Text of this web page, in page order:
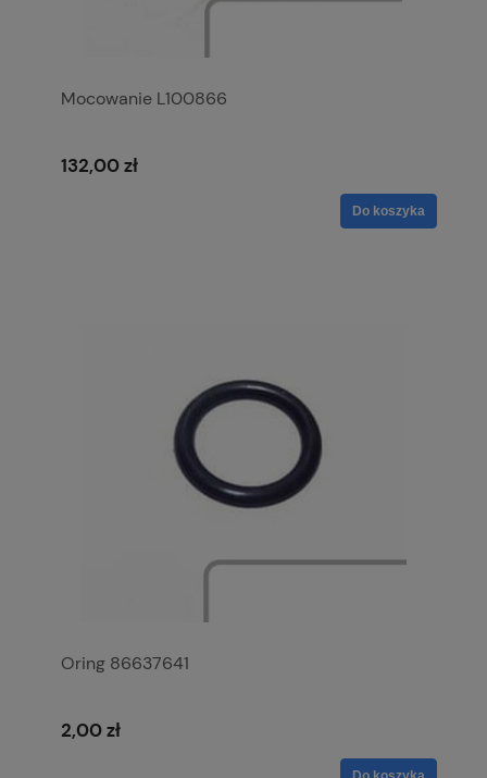
Mocowanie L100866
132,00 zł
Do koszyka
Oring 86637641
2,00 zł